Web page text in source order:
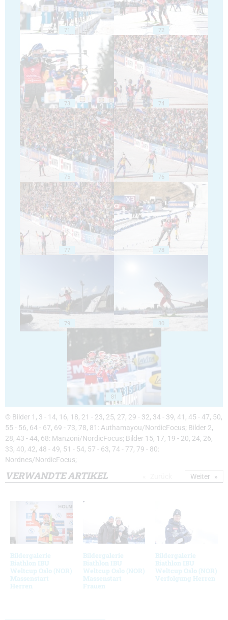
71 72
73 74
75 76
77 78
79 80
81
© Bilder 1, 3 - 14, 16, 18, 21 - 23, 25, 27, 29 - 32, 34 - 39, 41, 45 - 47, 50,
55 - 56, 64 - 67, 69 - 73, 78, 81: Authamayou/NordicFocus; Bilder 2,
28, 43 - 44, 68: Manzoni/NordicFocus; Bilder 15, 17, 19 - 20, 24, 26,
33, 40, 42, 48 - 49, 51 - 54, 57 - 63, 74 - 77, 79 - 80:
Nordnes/NordicFocus;
VERWANDTE ARTIKEL
Bildergalerie
Biathlon IBU
Weltcup Oslo (NOR)
Massenstart
Herren
Bildergalerie
Biathlon IBU
Weltcup Oslo (NOR)
Massenstart
Frauen
Bildergalerie
Biathlon IBU
Weltcup Oslo (NOR)
Verfolgung Herren
Weiter